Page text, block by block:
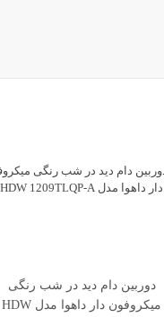
دوربین دام دید در شب رنگی
میکروفون دار داهوا مدل HDW